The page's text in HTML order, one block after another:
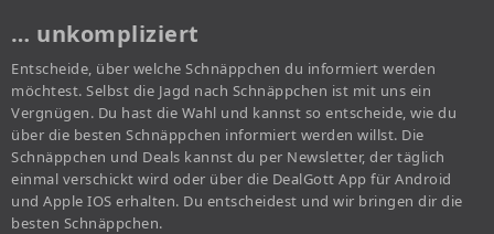
… unkompliziert
Entscheide, über welche Schnäppchen du informiert werden
möchtest. Selbst die Jagd nach Schnäppchen ist mit uns ein
Vergnügen. Du hast die Wahl und kannst so entscheide, wie du
über die besten Schnäppchen informiert werden willst. Die
Schnäppchen und Deals kannst du per Newsletter, der täglich
einmal verschickt wird oder über die DealGott App für Android
und Apple IOS erhalten. Du entscheidest und wir bringen dir die
besten Schnäppchen.